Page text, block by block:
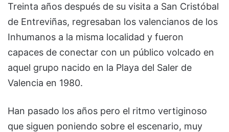
Treinta años después de su visita a San Cristóbal
de Entreviñas, regresaban los valencianos de los
Inhumanos a la misma localidad y fueron
capaces de conectar con un público volcado en
aquel grupo nacido en la Playa del Saler de
Valencia en 1980.
Han pasado los años pero el ritmo vertiginoso
que siguen poniendo sobre el escenario, muy